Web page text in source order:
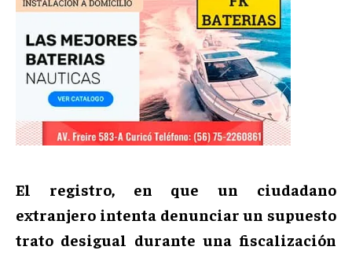
El registro, en que un ciudadano
extranjero intenta denunciar un supuesto
trato desigual durante una fiscalización